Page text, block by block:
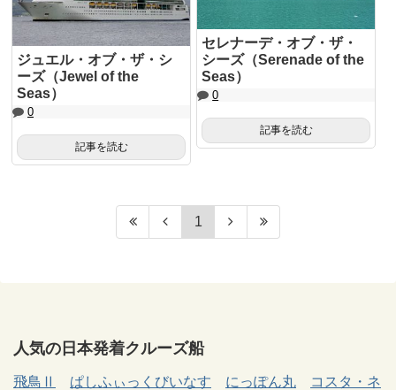
セレナーデ・オブ・ザ・
シーズ（Serenade of the
Seas）
0
記事を読む
ジュエル・オブ・ザ・シ
ーズ（Jewel of the
Seas）
0
記事を読む
1
人気の日本発着クルーズ船
飛鳥Ⅱ ぱしふぃっくびいなす にっぽん丸
コスタ・ネ